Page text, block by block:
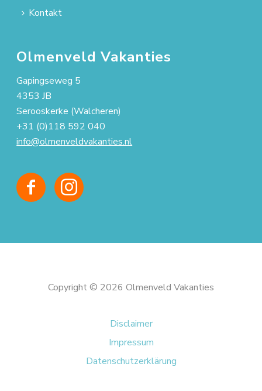
Kontakt
Olmenveld Vakanties
Gapingseweg 5
4353 JB
Serooskerke (Walcheren)
+31 (0)118 592 040
info@olmenveldvakanties.nl
Copyright © 2026 Olmenveld Vakanties
Disclaimer
Impressum
Datenschutzerklärung